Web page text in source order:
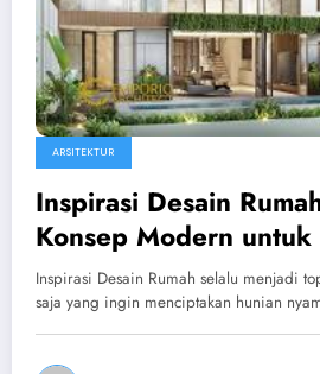
ARSITEKTUR
Inspirasi Desain
Konsep Modern untuk
Nyaman
Inspirasi Desain Rumah selalu menjadi
saja yang ingin menciptakan hunian